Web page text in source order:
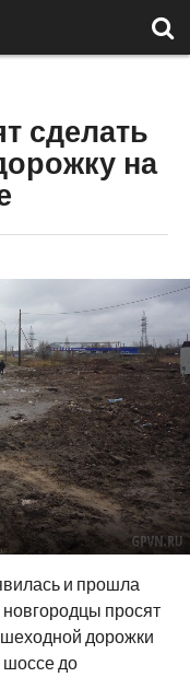
сделать
на
и прошла
просят
дорожки
до